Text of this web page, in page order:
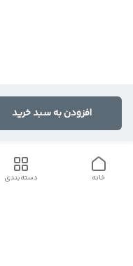
افزودن به سبد خرید
دسته‌بندی خانه